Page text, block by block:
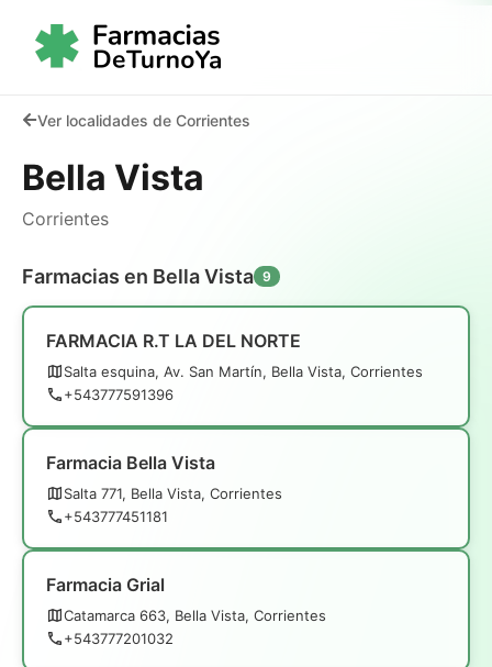
Ver localidades de Corrientes
Bella Vista
Corrientes
Farmacias en Bella Vista 9
FARMACIA R.T LA DEL NORTE
Salta esquina, Av. San Martín, Bella Vista, Corrientes
+543777591396
Farmacia Bella Vista
Salta 771, Bella Vista, Corrientes
+543777451181
Farmacia Grial
Catamarca 663, Bella Vista, Corrientes
+543777201032